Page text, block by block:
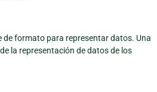
de formato para representar datos. Una
la representación de datos de los